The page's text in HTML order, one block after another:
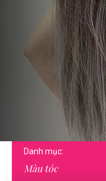
Danh mục:
Màu tóc